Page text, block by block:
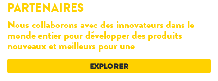
PARTENAIRES
Nous collaborons avec des innovateurs dans le
monde entier pour développer des produits
nouveaux et meilleurs pour une
EXPLORER